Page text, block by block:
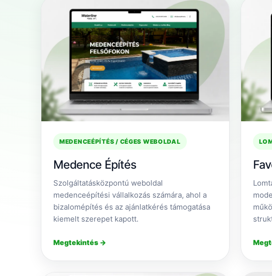
MEDENCEÉPÍTÉS / CÉGES WEBOLDAL
Medence Építés
Szolgáltatásközpontú weboldal
medenceépítési vállalkozás számára, ahol a
bizalomépítés és az ajánlatkérés támogatása
kiemelt szerepet kapott.
Megtekintés →